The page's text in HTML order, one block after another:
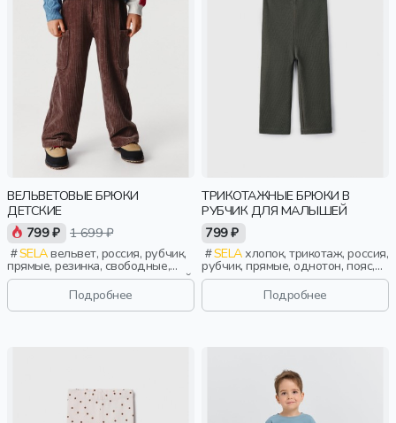
ВЕЛЬВЕТОВЫЕ БРЮКИ
ДЕТСКИЕ
799 ₽ 1 699 ₽
SELAвельвет, россия, рубчик,
прямые, резинка, свободные,
пояс, эластичные, повседневный,
мальчики, детиПодробнее
ТРИКОТАЖНЫЕ БРЮКИ В
РУБЧИК ДЛЯ МАЛЫШЕЙ
799 ₽
SELAхлопок, трикотаж, россия,
рубчик, прямые, однотон, пояс,
эластичные, малыши, дети
Подробнее